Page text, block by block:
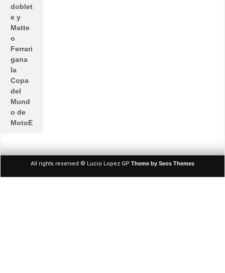
doblet
e y
Matte
o
Ferrari
gana
la
Copa
del
Mund
o de
MotoE
All rights reserved © Lucio Lopez GP Theme by Seos Themes